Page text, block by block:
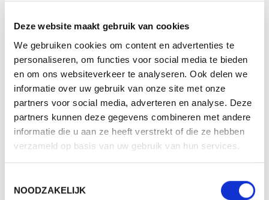
Deze website maakt gebruik van cookies
We gebruiken cookies om content en advertenties te
personaliseren, om functies voor social media te bieden
en om ons websiteverkeer te analyseren. Ook delen we
informatie over uw gebruik van onze site met onze
partners voor social media, adverteren en analyse. Deze
partners kunnen deze gegevens combineren met andere
informatie die u aan ze heeft verstrekt of die ze hebben
verzameld op basis van uw gebruik van hun services.
NOODZAKELIJK
Deze paraplu heeft verschillende kleurstijlen. Met een paar
simpele bewerkingen kun je het doek personaliseren totdat het
volledig op maat is voor de klant. Vooral een opdruk in het wit
en een doming embleem in het handvat zorgen voor die extra
look and feel om een uniek geschenk te maken.
Review door Ronald
Merk